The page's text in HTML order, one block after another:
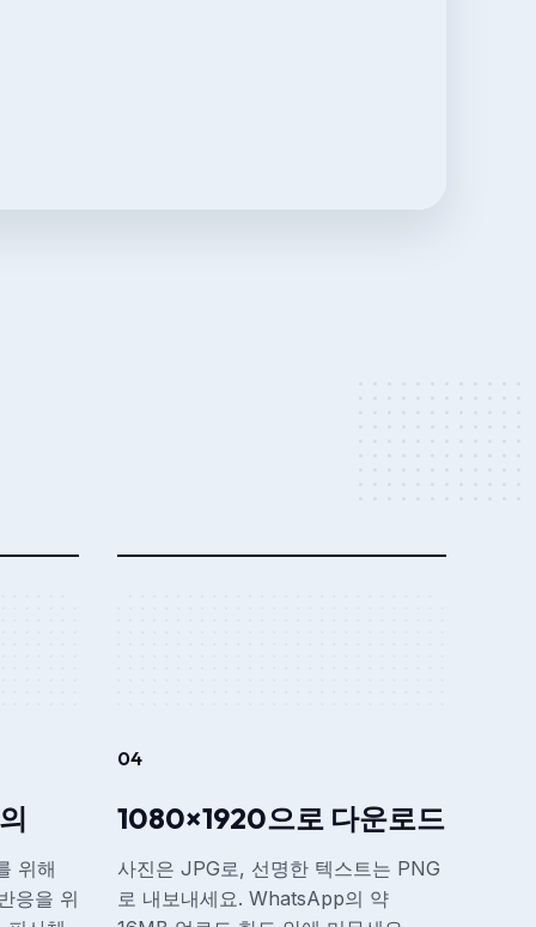
위해
응을 위
04
1080×1920으로 다운로드
사진은 JPG로, 선명한 텍스트는 PNG
로 내보내세요. WhatsApp의 약